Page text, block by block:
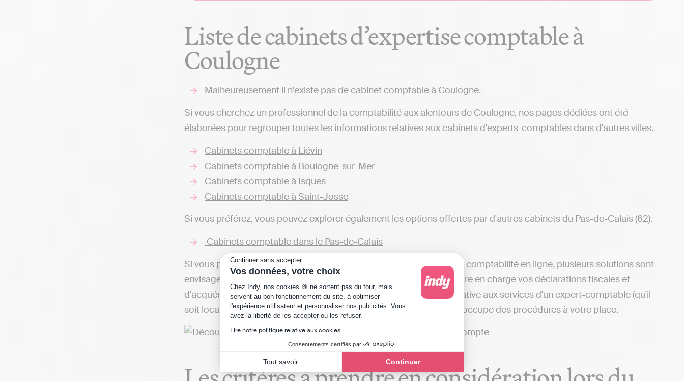
Continuer sans accepter
Vos données, votre choix
Plateforme de Gestion du Consentement : Personnalisez vos Options
Chez Indy, nos cookies 🍪 ne sortent pas du four, mais
servent au bon fonctionnement du site, à optimiser
l'expérience utilisateur et personnaliser nos publicités. Vous
avez la liberté de les accepter ou les refuser.
Lire notre politique relative aux cookies
Consentements certifiés par
Tout savoir Continuer
Axeptio consent
Liste de cabinets d’expertise comptable à
Coulogne
Malheureusement il n'existe pas de cabinet comptable à Coulogne.
Si vous cherchez un professionnel de la comptabilité aux alentours de Coulogne, nos pages dédiées ont été
élaborées pour regrouper toutes les informations relatives aux cabinets d'experts-comptables dans d'autres villes.
Cabinets comptable à Liévin
Cabinets comptable à Boulogne-sur-Mer
Cabinets comptable à Isques
Cabinets comptable à Saint-Josse
Si vous préférez, vous pouvez explorer également les options offertes par d'autres cabinets du Pas-de-Calais (62).
Cabinets comptable dans le Pas-de-Calais
Si vous préférez avoir une autonomie totale dans la gestion de votre comptabilité en ligne, plusieurs solutions sont
envisageables, telles d'Indy. Ces solutions vous permettent de prendre en charge vos déclarations fiscales et
d'acquérir une indépendance dans la gestion comptable, une alternative aux services d'un expert-comptable (qu'il
soit localisé aux environs de Coulogne ou dans d'autres villes), qui s'occupe des procédures à votre place.